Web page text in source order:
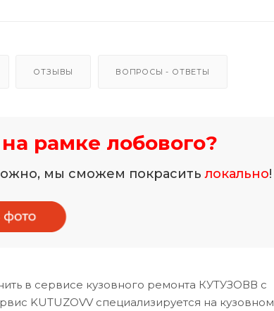
ОТЗЫВЫ ВОПРОСЫ - ОТВЕТЫ
рамке лобового?
мы сможем покраситьлокально!
в сервисе кузовного ремонта КУТУЗОВВ с
KUTUZOVV специализируется на кузовном